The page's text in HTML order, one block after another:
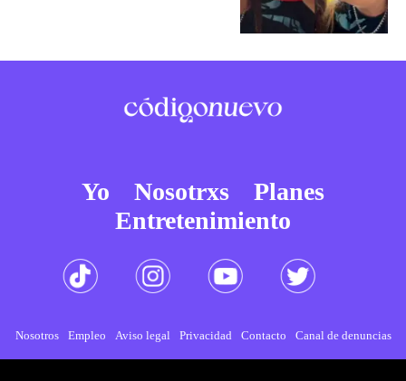
Yo Nosotrxs
Planes
Entretenimiento
Nosotros Empleo Aviso legal Privacidad Contacto Canal de denuncias